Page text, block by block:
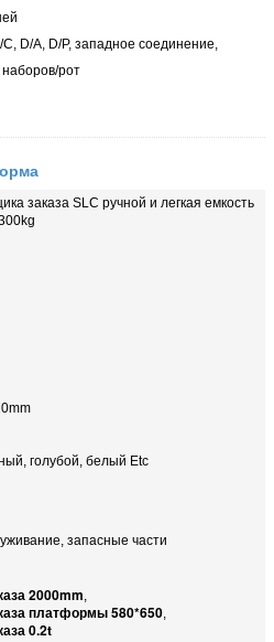
C, D/A, D/P, западное соединение,
рот
заказа SLC ручной и легкая емкость
голубой, белый Etc
запасные части
2000mm,
платформы 580*650,
0.2t